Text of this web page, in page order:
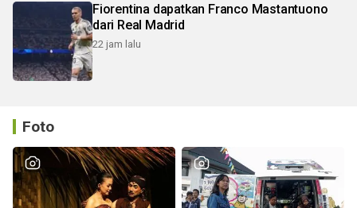
Fiorentina dapatkan Franco Mastantuono
dari Real Madrid
22 jam lalu
Foto